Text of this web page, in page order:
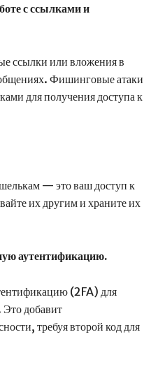
с ссылками и
ссылки или вложения в
Фишинговые атаки
для получения доступа к
— это ваш доступ к
их другим и храните их
аутентификацию.
(2FA) для
Это добавит
требуя второй код для